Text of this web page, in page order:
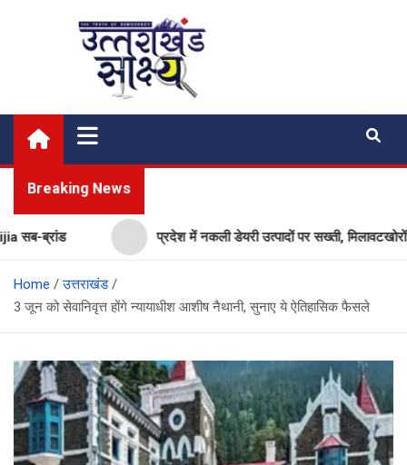
Uttarakhand Shakshya
My News Portal
Breaking News
प्रदेश में नकली डेयरी उत्पादों पर सख्ती, मिलावटखोरों पर
Home
उत्तराखंड
3 जून को सेवानिवृत्त होंगे न्यायाधीश आशीष नैथानी, सुनाए ये ऐतिहासिक फैसले